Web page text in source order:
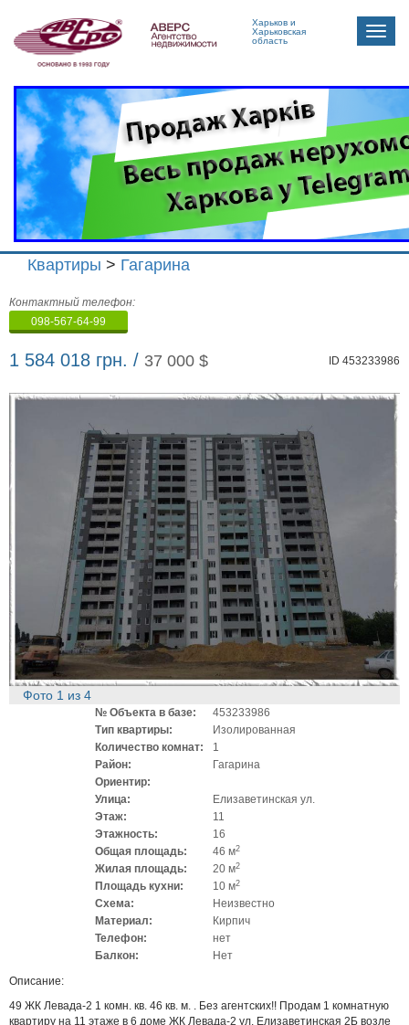
Харьков и
Харьковская
область
Toggle
Квартиры > Гагарина
Агенство
недвижимости
"Аверс"
Контактный телефон:
098-567-64-99
1 584 018 грн. / 37 000 $ ID 453233986
Фото 1 из 4
№ Объекта в базе:
453233986
Тип квартиры:
Изолированная
Количество комнат:
1
Район:
Гагарина
Ориентир:
Улица:
Елизаветинская ул.
Этаж:
11
Этажность:
16
Общая площадь:
46 м2
Жилая площадь: 20 м2
Площадь кухни: 10 м2
Схема:
Неизвестно
Материал:
Кирпич
Телефон:
нет
Балкон:
Нет
Описание:
49 ЖК Левада-2 1 комн. кв. 46 кв. м. . Без агентских!! Продам 1 комнатную
квартиру на 11 этаже в 6 доме ЖК Левада-2 ул. Елизаветинская 2Б возле